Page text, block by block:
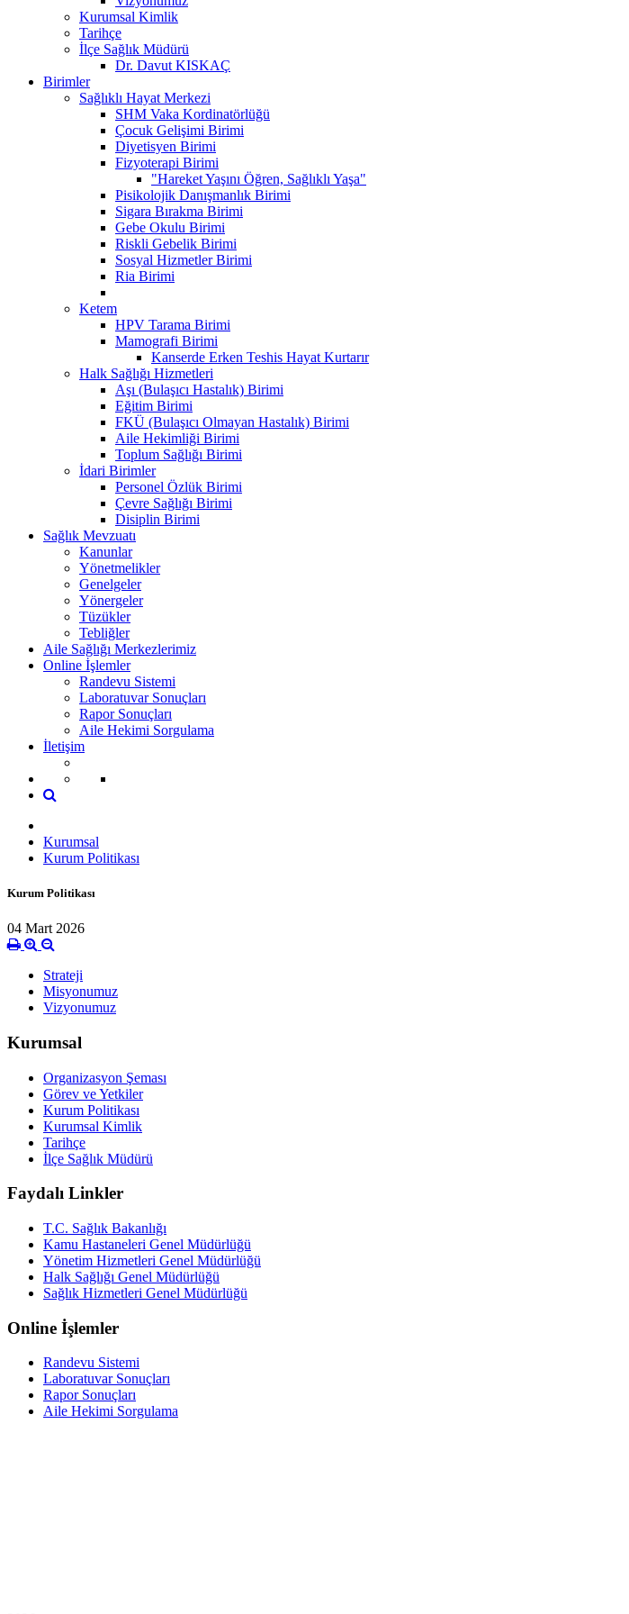
Kurumsal Kimlik
Tarihçe
İlçe Sağlık Müdürü
Dr. Davut KISKAÇ
Birimler
Sağlıklı Hayat Merkezi
SHM Vaka Kordinatörlüğü
Çocuk Gelişimi Birimi
Diyetisyen Birimi
Fizyoterapi Birimi
"Hareket Yaşını Öğren, Sağlıklı Yaşa"
Pisikolojik Danışmanlık Birimi
Sigara Bırakma Birimi
Gebe Okulu Birimi
Riskli Gebelik Birimi
Sosyal Hizmetler Birimi
Ria Birimi
Ketem
HPV Tarama Birimi
Mamografi Birimi
Kanserde Erken Teshis Hayat Kurtarır
Halk Sağlığı Hizmetleri
Aşı (Bulaşıcı Hastalık) Birimi
Eğitim Birimi
FKÜ (Bulaşıcı Olmayan Hastalık) Birimi
Aile Hekimliği Birimi
Toplum Sağlığı Birimi
İdari Birimler
Personel Özlük Birimi
Çevre Sağlığı Birimi
Disiplin Birimi
Sağlık Mevzuatı
Kanunlar
Yönetmelikler
Genelgeler
Yönergeler
Tüzükler
Tebliğler
Aile Sağlığı Merkezlerimiz
Online İşlemler
Randevu Sistemi
Laboratuvar Sonuçları
Rapor Sonuçları
Aile Hekimi Sorgulama
İletişim
Kurumsal
Kurum Politikası
Kurum Politikası
04 Mart 2026
Strateji
Misyonumuz
Vizyonumuz
Kurumsal
Organizasyon Şeması
Görev ve Yetkiler
Kurum Politikası
Kurumsal Kimlik
Tarihçe
İlçe Sağlık Müdürü
Faydalı Linkler
T.C. Sağlık Bakanlığı
Kamu Hastaneleri Genel Müdürlüğü
Yönetim Hizmetleri Genel Müdürlüğü
Halk Sağlığı Genel Müdürlüğü
Sağlık Hizmetleri Genel Müdürlüğü
Online İşlemler
Randevu Sistemi
Laboratuvar Sonuçları
Rapor Sonuçları
Aile Hekimi Sorgulama